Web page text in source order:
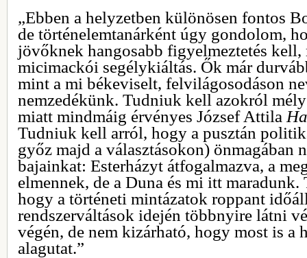
„Ebben a helyzetben különösen fontos
de történelemtanárként úgy gondolom,
jövőknek hangosabb figyelmeztetés kell,
micimackói segélykiáltás. Ők már
mint a mi békeviselt, felvilágosodáson
nemzedékünk. Tudniuk kell azokról
miatt mindmáig érvényes József Attila
Tudniuk kell arról, hogy a pusztán
győz majd a választásokon) önmagában
bajainkat: Esterházyt átfogalmazva, a
elmennek, de a Duna és mi itt
hogy a történeti mintázatok roppant
rendszerváltások idején többnyire látni
végén, de nem kizárható, hogy most is a
alagutat.”